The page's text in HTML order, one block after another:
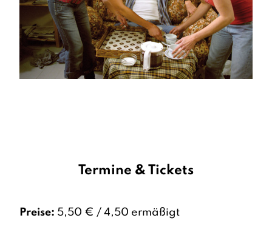
Termine & Tickets
Preise: 5,50 € / 4,50 ermäßigt